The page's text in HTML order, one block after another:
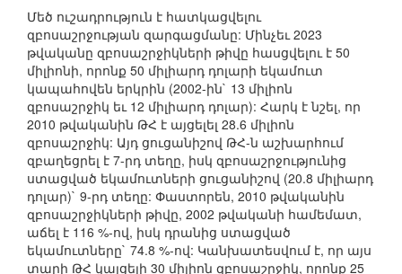
Մեծ ուշադրություն է հատկացվելու
զբոսաշրջության զարգացմանը: Մինչեւ 2023
թվականը զբոսաշրջիկների թիվը հասցվելու է 50
միլիոնի, որոնք 50 միլիարդ դոլարի եկամուտ
կապահովեն երկրին (2002-ին` 13 միլիոն
զբոսաշրջիկ եւ 12 միլիարդ դոլար): Հարկ է նշել, որ
2010 թվականին ԹՀ է այցելել 28.6 միլիոն
զբոսաշրջիկ: Այդ ցուցանիշով ԹՀ-ն աշխարհում
զբաղեցրել է 7-րդ տեղը, իսկ զբոսաշրջությունից
ստացված եկամուտների ցուցանիշով (20.8 միլիարդ
դոլար)` 9-րդ տեղը: Փաստորեն, 2010 թվականին
զբոսաշրջիկների թիվը, 2002 թվականի համեմատ,
աճել է 116 %-ով, իսկ դրանից ստացված
եկամուտները` 74.8 %-ով: Կանխատեսվում է, որ այս
տարի ԹՀ կայցելի 30 միլիոն զբոսաշրջիկ, որոնք 25